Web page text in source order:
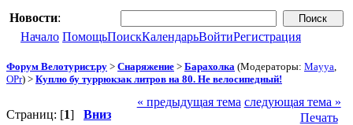
Новости:
Начало ПомощьПоискКалендарьВойтиРегистрация
Форум Велотурист.ру > Снаряжение > Барахолка (Модераторы: Mayya
OPr) > Куплю бу туррюкзак литров на 80. Не велосипедный!
Страниц: [1] Вниз
« предыдущая тема следующая тема »
Печать